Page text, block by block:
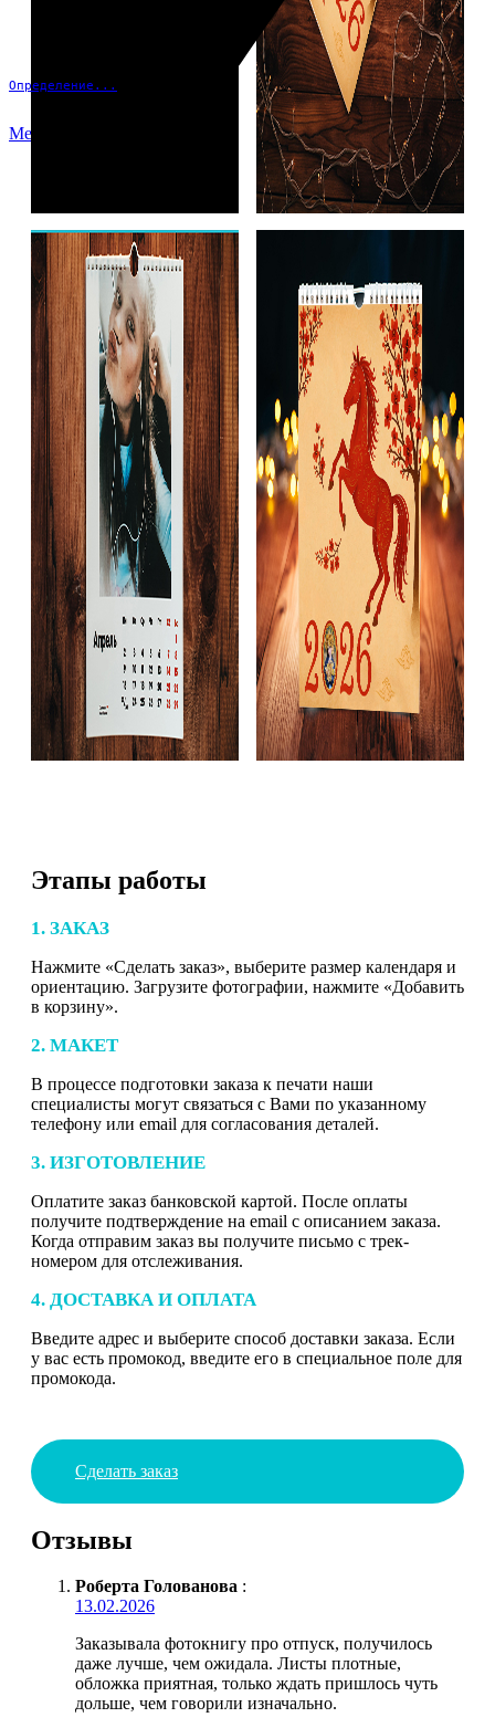
Определение...
Меню
Этапы работы
1. ЗАКАЗ
Нажмите «Сделать заказ», выберите размер календаря и
ориентацию. Загрузите фотографии, нажмите «Добавить
в корзину».
2. МАКЕТ
В процессе подготовки заказа к печати наши
специалисты могут связаться с Вами по указанному
телефону или email для согласования деталей.
3. ИЗГОТОВЛЕНИЕ
Оплатите заказ банковской картой. После оплаты
получите подтверждение на email с описанием заказа.
Когда отправим заказ вы получите письмо с трек-
номером для отслеживания.
4. ДОСТАВКА И ОПЛАТА
Введите адрес и выберите способ доставки заказа. Если
у вас есть промокод, введите его в специальное поле для
промокода.
Сделать заказ
Отзывы
Роберта Голованова :
13.02.2026
Заказывала фотокнигу про отпуск, получилось
даже лучше, чем ожидала. Листы плотные,
обложка приятная, только ждать пришлось чуть
дольше, чем говорили изначально.